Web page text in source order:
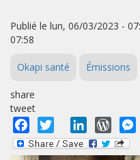
Publié le lun, 06/03/2023 -
07:58
Okapi santé Émissions
share
tweet
Facebook
Twitter LinkedIn